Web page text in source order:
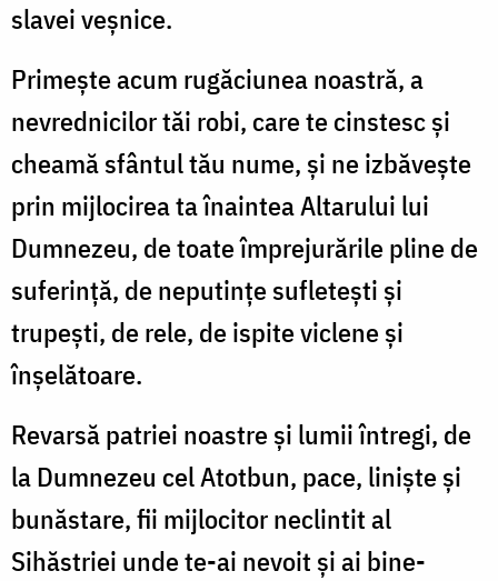
slavei veșnice.
Primește acum rugăciunea noastră, a
nevrednicilor tăi robi, care te cinstesc și
cheamă sfântul tău nume, și ne izbăvește
prin mijlocirea ta înaintea Altarului lui
Dumnezeu, de toate împrejurările pline de
suferință, de neputințe sufletești și
trupești, de rele, de ispite viclene și
înșelătoare.
Revarsă patriei noastre și lumii întregi, de
la Dumnezeu cel Atotbun, pace, liniște și
bunăstare, fii mijlocitor neclintit al
Sihăstriei unde te-ai nevoit și ai bine-